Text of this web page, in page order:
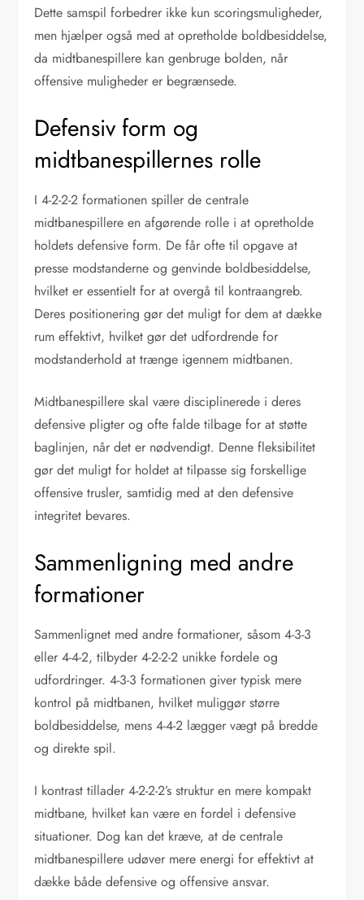
Dette samspil forbedrer ikke kun scoringsmuligheder,
men hjælper også med at opretholde boldbesiddelse,
da midtbanespillere kan genbruge bolden, når
offensive muligheder er begrænsede.
Defensiv form og
midtbanespillernes rolle
I 4-2-2-2 formationen spiller de centrale
midtbanespillere en afgørende rolle i at opretholde
holdets defensive form. De får ofte til opgave at
presse modstanderne og genvinde boldbesiddelse,
hvilket er essentielt for at overgå til kontraangreb.
Deres positionering gør det muligt for dem at dække
rum effektivt, hvilket gør det udfordrende for
modstanderhold at trænge igennem midtbanen.
Midtbanespillere skal være disciplinerede i deres
defensive pligter og ofte falde tilbage for at støtte
baglinjen, når det er nødvendigt. Denne fleksibilitet
gør det muligt for holdet at tilpasse sig forskellige
offensive trusler, samtidig med at den defensive
integritet bevares.
Sammenligning med andre
formationer
Sammenlignet med andre formationer, såsom 4-3-3
eller 4-4-2, tilbyder 4-2-2-2 unikke fordele og
udfordringer. 4-3-3 formationen giver typisk mere
kontrol på midtbanen, hvilket muliggør større
boldbesiddelse, mens 4-4-2 lægger vægt på bredde
og direkte spil.
I kontrast tillader 4-2-2-2’s struktur en mere kompakt
midtbane, hvilket kan være en fordel i defensive
situationer. Dog kan det kræve, at de centrale
midtbanespillere udøver mere energi for effektivt at
dække både defensive og offensive ansvar.